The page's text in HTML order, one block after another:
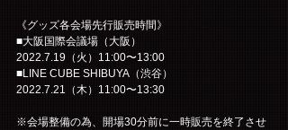
《グッズ各会場先行販売時間》
■大阪国際会議場（大阪）
2022.7.19（火）11:00〜13:00
■LINE CUBE SHIBUYA（渋谷）
2022.7.21（木）11:00〜13:30
※会場整備の為、開場30分前に一時販売を終了させ